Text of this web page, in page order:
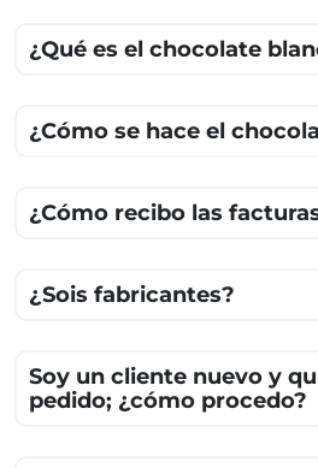
¿Qué es el chocolate
¿Cómo se hace el
¿Cómo recibo las
¿Sois fabricantes?
Soy un cliente nuevo y
pedido; ¿cómo procedo?